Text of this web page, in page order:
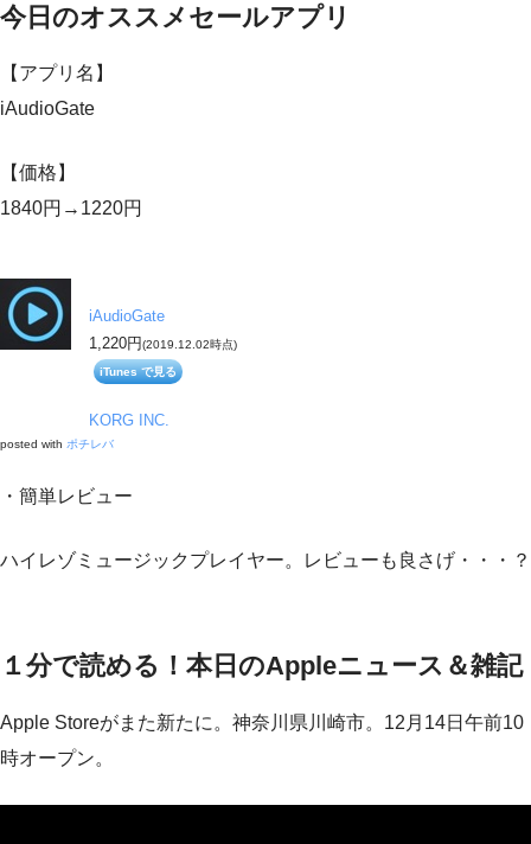
今日のオススメセールアプリ
【アプリ名】
iAudioGate
【価格】
1840円→1220円
iAudioGate
1,220円(2019.12.02時点)
iTunes で見る
KORG INC.
posted with ポチレバ
・簡単レビュー
ハイレゾミュージックプレイヤー。レビューも良さげ・・・？
１分で読める！本日のAppleニュース＆雑記
Apple Storeがまた新たに。神奈川県川崎市。12月14日午前10
時オープン。